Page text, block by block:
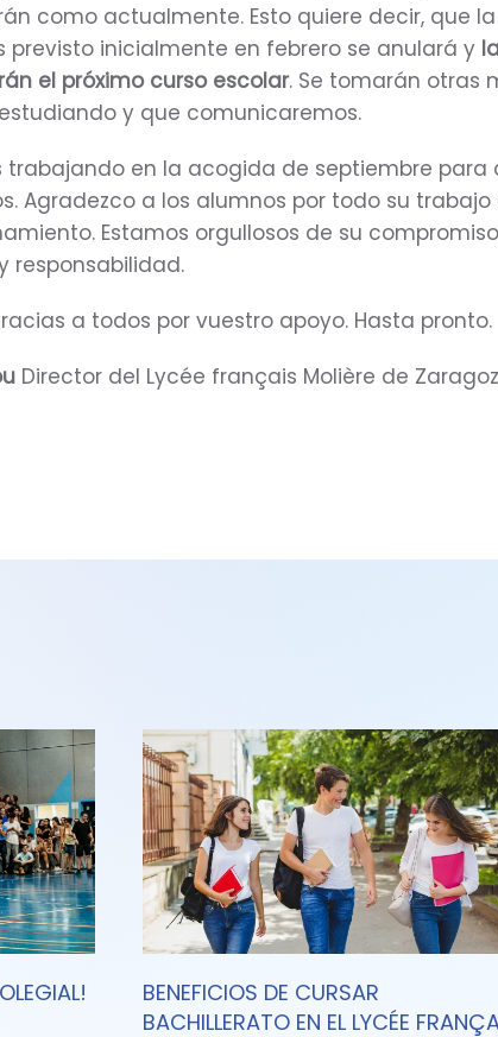
como actualmente. Esto quiere decir, que
previsto inicialmente en febrero se anulará y
el próximo curso escolar. Se tomarán otras
y que comunicaremos.
trabajando en la acogida de septiembre para
Agradezco a los alumnos por todo su
Estamos orgullosos de su
responsabilidad.
a todos por vuestro apoyo. Hasta pronto.
Director del Lycée français Molière de
BENEFICIOS DE CURSAR
BACHILLERATO EN EL LYCÉE